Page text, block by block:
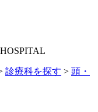
診療科を探す > 頭・